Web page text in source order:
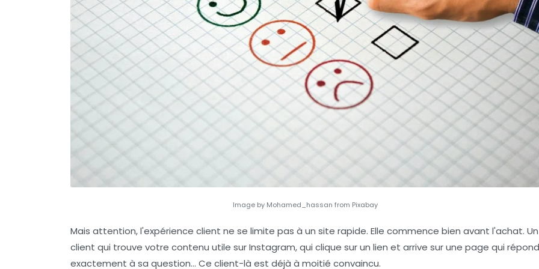
Image by Mohamed_hassan from Pixabay
Mais attention, l'expérience client ne se limite pas à un site rapide. Elle commence bien avant l'achat. Un
client qui trouve votre contenu utile sur Instagram, qui clique sur un lien et arrive sur une page qui répond
exactement à sa question… Ce client-là est déjà à moitié convaincu.